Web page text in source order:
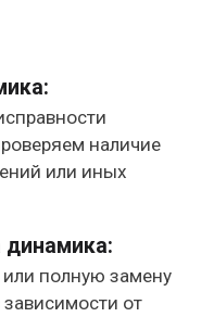
наличие
или иных
динамика:
полную замену
от